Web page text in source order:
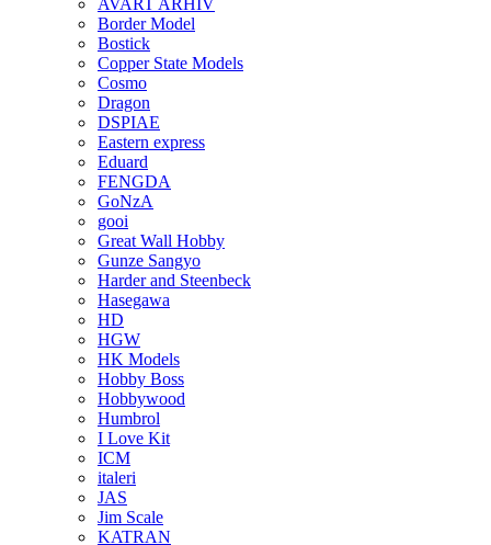
AVART ARHIV
Border Model
Bostick
Copper State Models
Cosmo
Dragon
DSPIAE
Eastern express
Eduard
FENGDA
GoNzA
gooi
Great Wall Hobby
Gunze Sangyo
Harder and Steenbeck
Hasegawa
HD
HGW
HK Models
Hobby Boss
Hobbywood
Humbrol
I Love Kit
ICM
italeri
JAS
Jim Scale
KATRAN